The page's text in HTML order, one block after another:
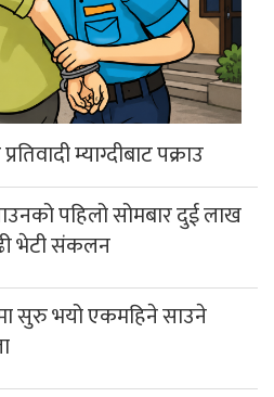
म्याग्दीबाट पक्राउ
पहिलो सोमबार दुई लाख
भेटी संकलन
सुरु भयो एकमहिने साउने